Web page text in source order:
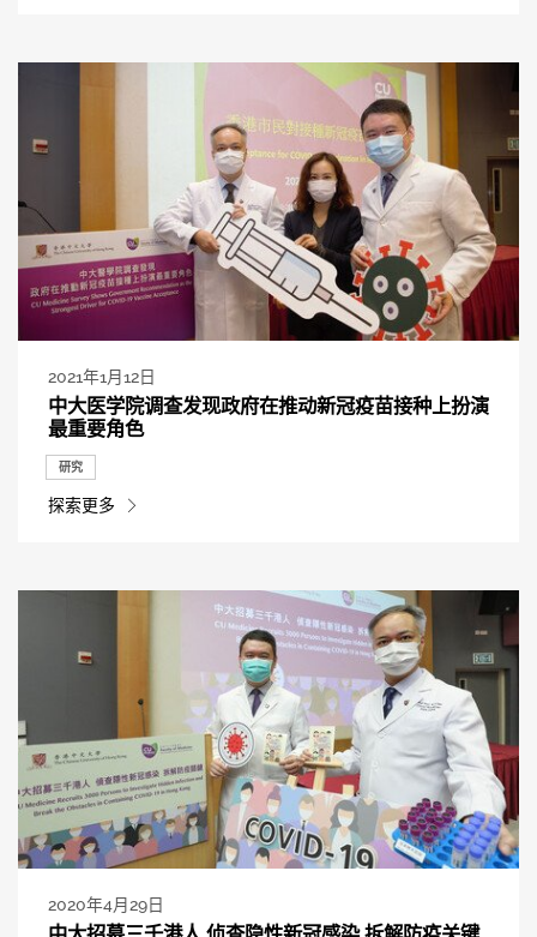
2021年1月12日
中大医学院调查发现政府在推动新冠疫苗接种上扮演
最重要角色
研究
探索更多
2020年4月29日